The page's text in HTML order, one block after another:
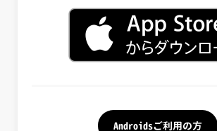
Androidsご利用の方